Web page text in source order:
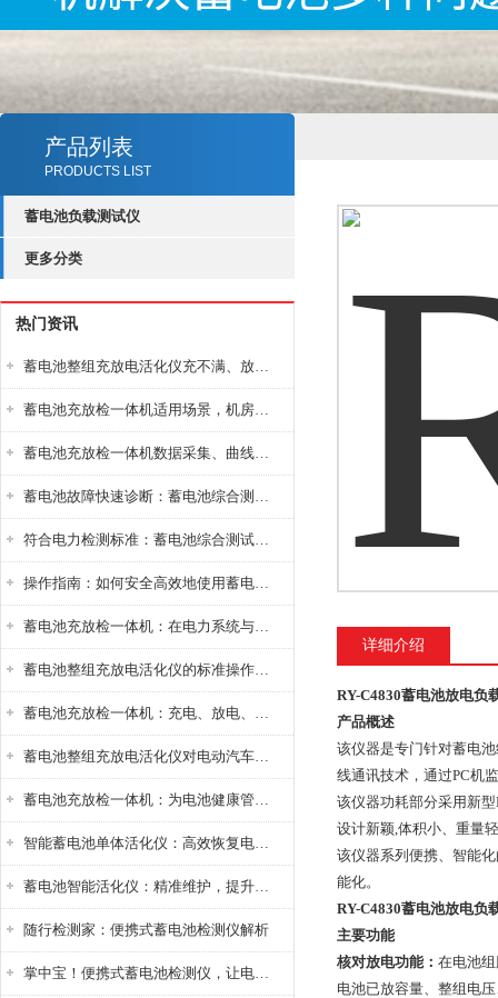
产品列表
PRODUCTS LIST
蓄电池负载测试仪
更多分类
热门资讯
蓄电池整组充放电活化仪充不满、放不完怎么办？
蓄电池充放检一体机适用场景，机房基站变电站铅酸蓄电池维护检测应用
蓄电池充放检一体机数据采集、曲线分析与电池健康状态智能评估功能详解
蓄电池故障快速诊断：蓄电池综合测试仪判断落后电池的方法与标准
符合电力检测标准：蓄电池综合测试仪测试规范与精度校准方法详解
操作指南：如何安全高效地使用蓄电池智能活化仪？
蓄电池充放检一体机：在电力系统与储能设备中的创新应用，确保蓄电池性能与可靠性
蓄电池整组充放电活化仪的标准操作流程：从接线设置到充放电参数设定的安全规范
蓄电池充放检一体机：充电、放电、检测三功能集成设备
蓄电池整组充放电活化仪对电动汽车电池有帮助吗？
蓄电池充放检一体机：为电池健康管理提供一站式解决方案
智能蓄电池单体活化仪：高效恢复电池性能，延长蓄电池使用寿命
蓄电池智能活化仪：精准维护，提升电池健康状态
随行检测家：便携式蓄电池检测仪解析
掌中宝！便携式蓄电池检测仪，让电池检测变得简单又快捷！
详细介绍
RY-C4830蓄电池放电负
产品概述
该仪器是专门针对蓄电
线通讯技术，通过PC机
该仪器功耗部分采用新型
设计新颖,体积小、重量
该仪器系列便携、智能
能化。
RY-C4830蓄电池放电负
主要功能
核对放电功能： 在电池
电池已放容量、整组电